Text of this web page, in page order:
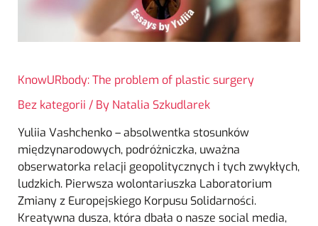
KnowURbody: The problem of plastic surgery
Bez kategorii / By Natalia Szkudlarek
Yuliia Vashchenko – absolwentka stosunków
międzynarodowych, podróżniczka, uważna
obserwatorka relacji geopolitycznych i tych zwykłych,
ludzkich. Pierwsza wolontariuszka Laboratorium
Zmiany z Europejskiego Korpusu Solidarności.
Kreatywna dusza, która dbała o nasze social media,